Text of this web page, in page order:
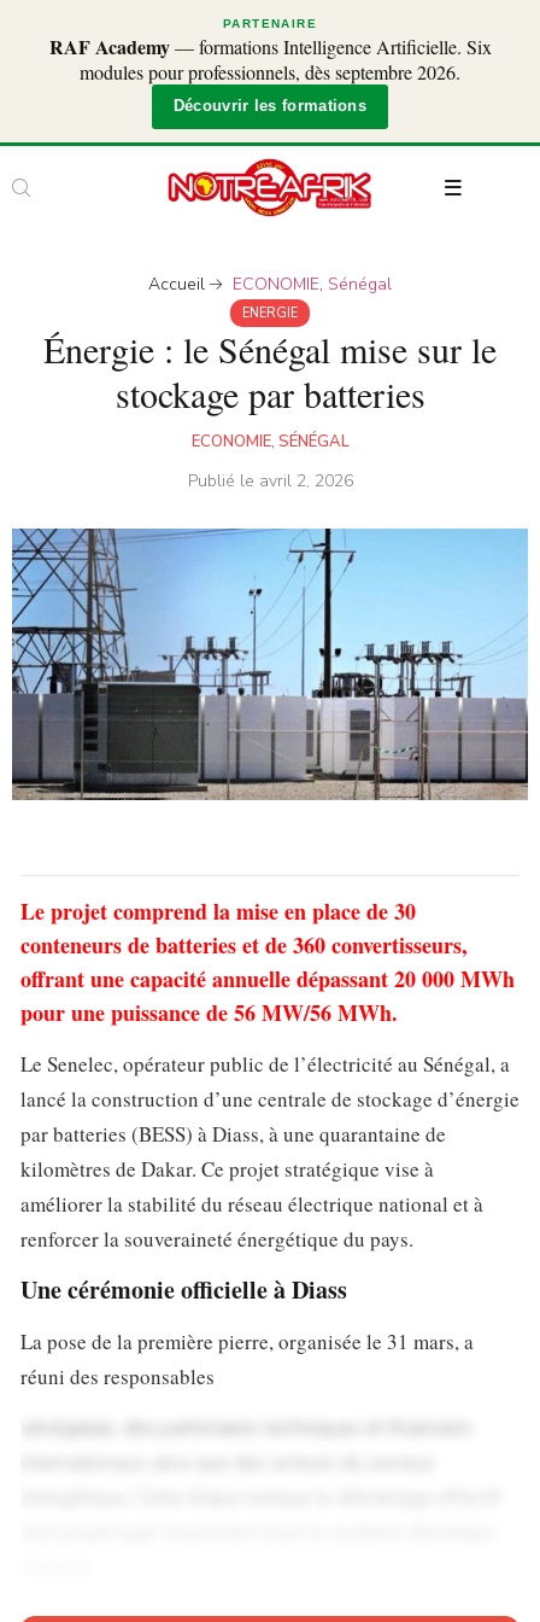
PARTENAIRE
RAF Academy— formations Intelligence Artificielle. Six
modules pour professionnels, dès septembre 2026.
Découvrir les formations
Accueil ECONOMIE, Sénégal
ENERGIE
Énergie : le Sénégal mise sur le
stockage par batteries
ECONOMIE, SÉNÉGAL
Publié le avril 2, 2026
Le projet comprend la mise en place de 30
conteneurs de batteries et de 360 convertisseurs,
offrant une capacité annuelle dépassant 20 000 MWh
pour une puissance de 56 MW/56 MWh.
Le Senelec, opérateur public de l’électricité au Sénégal, a
lancé la construction d’une centrale de stockage d’énergie
par batteries (BESS) à Diass, à une quarantaine de
kilomètres de Dakar. Ce projet stratégique vise à
améliorer la stabilité du réseau électrique national et à
renforcer la souveraineté énergétique du pays.
Une cérémonie officielle à Diass
La pose de la première pierre, organisée le 31 mars, a
réuni des responsables